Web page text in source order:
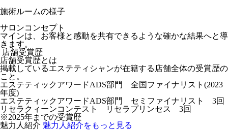
施術ルームの様子
サロンコンセプト
マインは、お客様と感動を共有できるような確かな結果へと導
きます。
店舗受賞歴
店舗受賞歴とは
掲載しているエステティシャンが在籍する店舗全体の受賞歴の
こと。
エステティックアワードADS部門 全国ファイナリスト(2023
年度)
エステティックアワードADS部門 セミファイナリスト 3回
リセラクィーンコンテスト リセラプリンセス 3回
※2025年までの受賞歴
魅力人紹介 魅力人紹介をもっと見る